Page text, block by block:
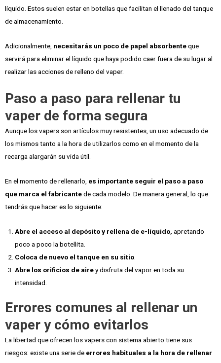
líquido. Estos suelen estar en botellas que facilitan el llenado del tanque
de almacenamiento.
Adicionalmente, necesitarás un poco de papel absorbenteque
servirá para eliminar el líquido que haya podido caer fuera de su lugar al
realizar las acciones de relleno del vaper.
Paso a paso para rellenar tu
vaper de forma segura
Aunque los vapers son artículos muy resistentes, un uso adecuado de
los mismos tanto a la hora de utilizarlos como en el momento de la
recarga alargarán su vida útil.
En el momento de rellenarlo, es importante seguir el paso a paso
que marca el fabricantede cada modelo. De manera general, lo que
tendrás que hacer es lo siguiente:
Abre el acceso al depósitoy rellena de e-líquido, apretando
poco a poco la botellita.
Coloca de nuevo el tanque en su sitio
Abre los orificios de airey disfruta del vapor en toda su
intensidad.
Errores comunes al rellenar un
vaper y cómo evitarlos
La libertad que ofrecen los vapers con sistema abierto tiene sus
riesgos: existe una serie de errores habituales a la hora de rellenar